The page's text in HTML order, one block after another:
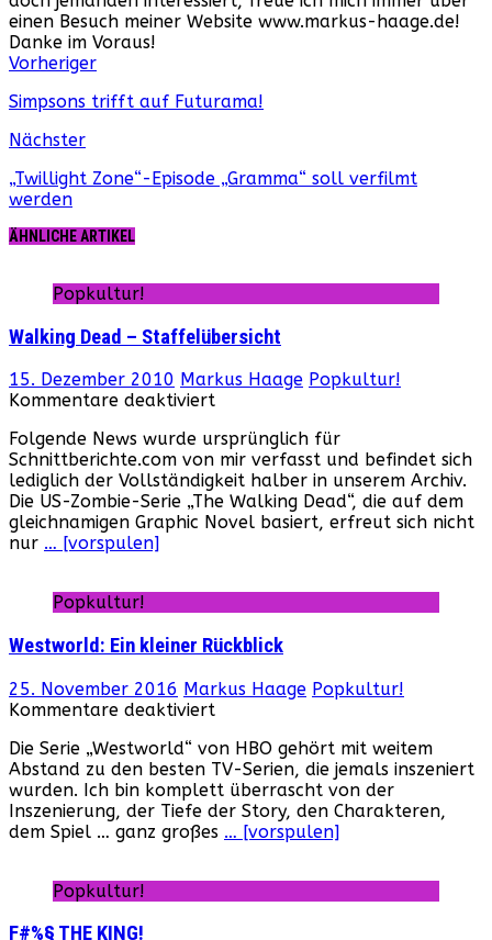
einen Besuch meiner Website www.markus-haage.de!
Danke im Voraus!
Webseite
Facebook
Instagram
YouTube
Vorheriger
Simpsons trifft auf Futurama!
Nächster
„Twillight Zone“-Episode „Gramma“ soll verfilmt
werden
ÄHNLICHE ARTIKEL
Popkultur!
Walking Dead – Staffelübersicht
15. Dezember 2010 Markus Haage Popkultur!
Kommentare deaktiviertfür
Dead
–
Staffelübersicht
Folgende News wurde ursprünglich für
Schnittberichte.com von mir verfasst und befindet sich
lediglich der Vollständigkeit halber in unserem Archiv.
Die US-Zombie-Serie „The Walking Dead“, die auf dem
gleichnamigen Graphic Novel basiert, erfreut sich nicht
nur … [vorspulen]
Popkultur!
Westworld: Ein kleiner Rückblick
25. November 2016 Markus Haage Popkultur!
Kommentare deaktiviert
Ein
kleiner
Rückblick
Die Serie „Westworld“ von HBO gehört mit weitem
Abstand zu den besten TV-Serien, die jemals inszeniert
wurden. Ich bin komplett überrascht von der
Inszenierung, der Tiefe der Story, den Charakteren,
dem Spiel … ganz großes … [vorspulen]
Popkultur!
F#%§ THE KING!